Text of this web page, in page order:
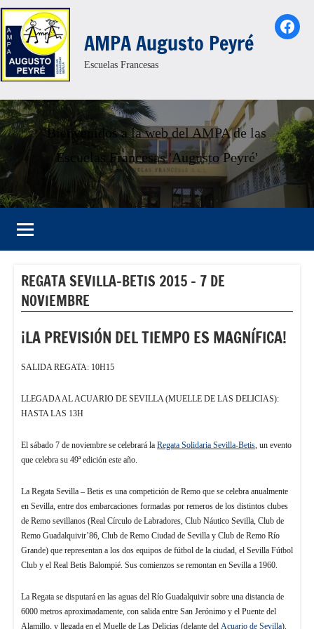
Saltar
al
contenido
AMPA Augusto Peyré
Escuelas Francesas
Bienvenidos a la web del AMPA de las
Escuelas Francesas 'Augusto Peyré'
REGATA SEVILLA-BETIS 2015 – 7 DE
NOVIEMBRE
¡LA PREVISIÓN DEL TIEMPO ES MAGNÍFICA!
SALIDA REGATA: 10H15
LLEGADA AL ACUARIO DE SEVILLA (MUELLE DE LAS DELICIAS):
HASTA LAS 13H
El sábado 7 de noviembre se celebrará la Regata Solidaria Sevilla-Betis , un evento
que celebra su 49ª edición este año.
La Regata Sevilla – Betis es una competición de Remo que se celebra anualmente
en Sevilla, entre dos embarcaciones formadas por remeros de los distintos clubes
de Remo sevillanos (Real Círculo de Labradores, Club Náutico Sevilla, Club de
Remo Guadalquivir’86, Club de Remo Ciudad de Sevilla y Club de Remo Río
Grande) que representan a los dos equipos de fútbol de la ciudad, el Sevilla Fútbol
Club y el Real Betis Balompié. Sus comienzos se remontan en Sevilla a 1960.
La Regata se disputará en las aguas del Río Guadalquivir sobre una distancia de
6000 metros aproximadamente, con salida entre San Jerónimo y el Puente del
Alamillo, y llegada en el Muelle de Las Delicias (delante del Acuario de Sevilla).